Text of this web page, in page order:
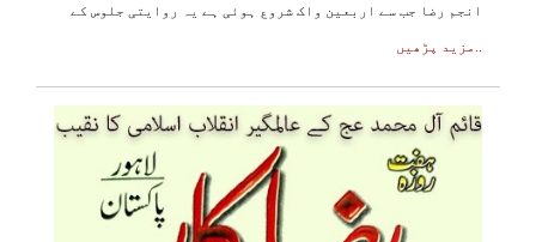
انجم رضا جب سے اربعین واک شروع ہوئی ہے یہ روایتی جلوس کے
..مزید پڑھیں